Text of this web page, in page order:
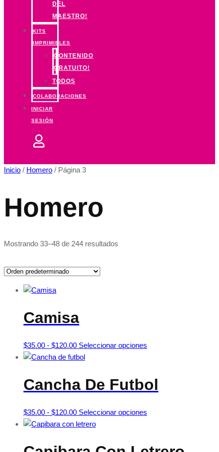
DEL
MAESTRO!
KITS
IMPRIMIBLES
CONTENIDO
GRATUITO!
TODOS
COLABORACIONES
INICIAR
SESIÓN
Inicio / Homero / Página 3
Homero
Mostrando 33–48 de 244 resultados
Camisa
$35.00 - $120.00Rango
de
desde
$35.00
$120.00
Seleccionar opciones
múltiples
variantes.
opciones
elegir
Cancha De Futbol
$35.00 - $120.00Rango
de
desde
Seleccionar opciones
múltiples